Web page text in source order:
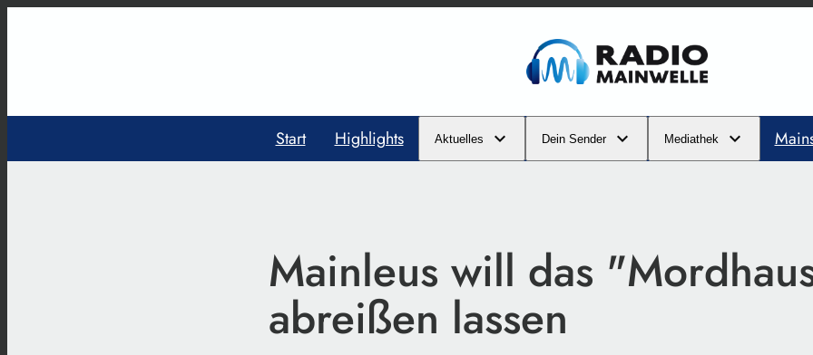
Start Highlights Aktuelles Dein Sender Mediathek
Mainleus will das
abreißen lassen